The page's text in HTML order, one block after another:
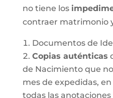
no tiene los
contraer matrimonio
Documentos de
Copias auténticas
de Nacimiento que
mes de expedidas,
todas las